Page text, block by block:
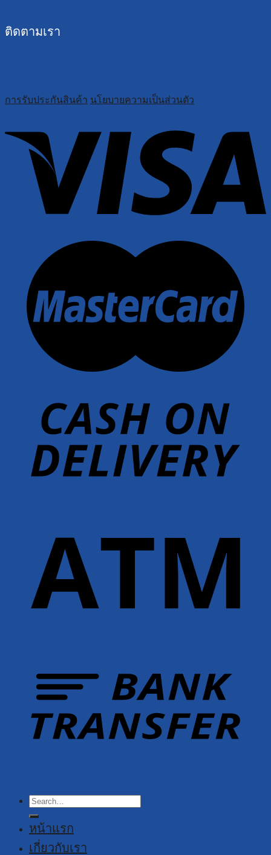
ติดตามเรา
การรับประกันสินค้า นโยบายความเป็นส่วนตัว
Search
for:
หน้าแรก
เกี่ยวกับเรา